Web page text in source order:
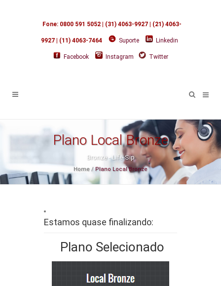
Fone: 0800 591 5052 | (31) 4063-9927 | (21) 4063-
9927 | (11) 4063-7464 Suporte Linkedin
Facebook Instagram Twitter
Plano Local Bronze
Bronze - Life-Sip
Home /Plano Local Bronze
Estamos quase finalizando:
Plano Selecionado